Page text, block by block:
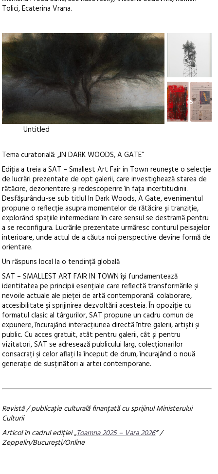
Tolici, Ecaterina Vrana.
+5
Untitled
Tema curatorială: „IN DARK WOODS, A GATE”
Ediția a treia a SAT – Smallest Art Fair in Town reunește o selecție
de lucrări prezentate de opt galerii, care investighează starea de
rătăcire, dezorientare și redescoperire în fața incertitudinii.
Desfășurându-se sub titlul In Dark Woods, A Gate, evenimentul
propune o reflecție asupra momentelor de rătăcire și tranziție,
explorând spațiile intermediare în care sensul se destramă pentru
a se reconfigura. Lucrările prezentate urmăresc conturul peisajelor
interioare, unde actul de a căuta noi perspective devine formă de
orientare.
Un răspuns local la o tendință globală
SAT – SMALLEST ART FAIR IN TOWN își fundamentează
identitatea pe principii esențiale care reflectă transformările și
nevoile actuale ale pieței de artă contemporană: colaborare,
accesibilitate și sprijinirea dezvoltării acesteia. În opoziție cu
formatul clasic al târgurilor, SAT propune un cadru comun de
expunere, încurajând interacțiunea directă între galerii, artiști și
public. Cu acces gratuit, atât pentru galerii, cât și pentru
vizitatori, SAT se adresează publicului larg, colecționarilor
consacrați și celor aflați la început de drum, încurajând o nouă
generație de susținători ai artei contemporane.
Revistă / publicaţie culturală finanţată cu sprijinul Ministerului
Culturii
Articol în cadrul ediției „Toamna 2025 – Vara 2026” /
Zeppelin/București/Online